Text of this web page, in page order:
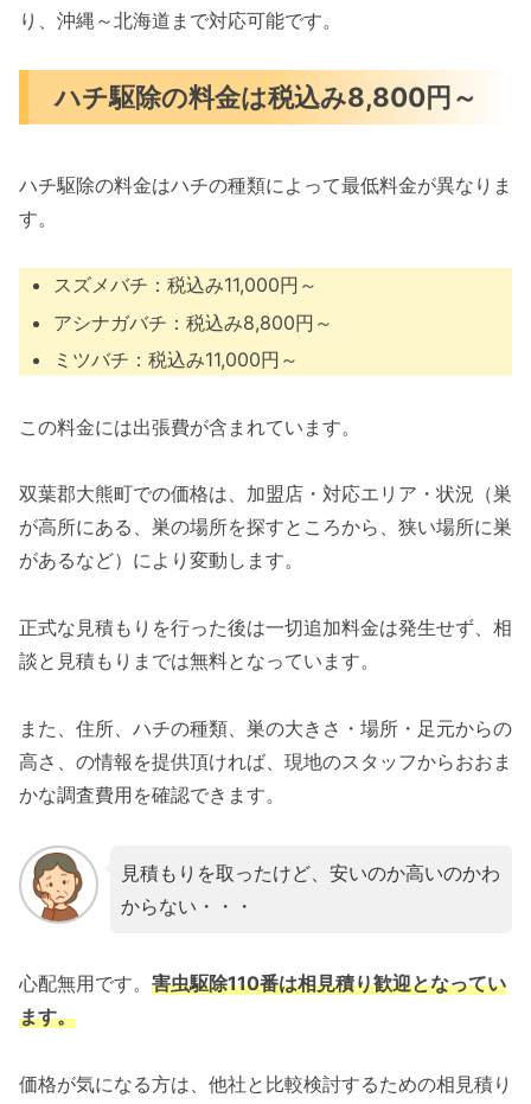
り、沖縄～北海道まで対応可能です。
ハチ駆除の料金は税込み8,800円～
ハチ駆除の料金はハチの種類によって最低料金が異なりま
す。
スズメバチ：税込み11,000円～
アシナガバチ：税込み8,800円～
ミツバチ：税込み11,000円～
この料金には出張費が含まれています。
双葉郡大熊町での価格は、加盟店・対応エリア・状況（巣
が高所にある、巣の場所を探すところから、狭い場所に巣
があるなど）により変動します。
正式な見積もりを行った後は一切追加料金は発生せず、相
談と見積もりまでは無料となっています。
また、住所、ハチの種類、巣の大きさ・場所・足元からの
高さ、の情報を提供頂ければ、現地のスタッフからおおま
かな調査費用を確認できます。
見積もりを取ったけど、安いのか高いのかわ
からない・・・
心配無用です。 害虫駆除110番は相見積り歓迎となってい
ます。
価格が気になる方は、他社と比較検討するための相見積り